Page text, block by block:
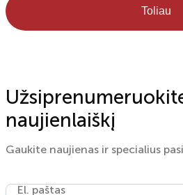
Toliau
naujienlaiškį
Gaukite naujienas ir specialius
El. paštas